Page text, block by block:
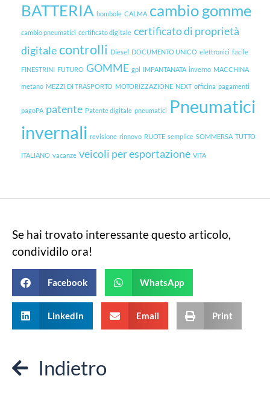
BATTERIA bombole CALMA cambio gomme
cambio pneumatici certificato digitale certificato di proprietà
digitalecontrolli Diesel DOCUMENTO UNICO elettronici facile
FINESTRINI FUTURO GOMME gpl IMPANTANATA inverno MACCHINA
metano MEZZI DI TRASPORTO MOTORIZZAZIONE NEXT officina pagamenti
pagoPA patente Patente digitale pneumatici Pneumatici
invernali revisione rinnovo RUOTE semplice SOMMERSA TUTTO
ITALIANO vacanze veicoli per esportazione VITA
Se hai trovato interessante questo articolo,
condividilo ora!
Facebook WhatsApp
LinkedIn Email Print
Indietro